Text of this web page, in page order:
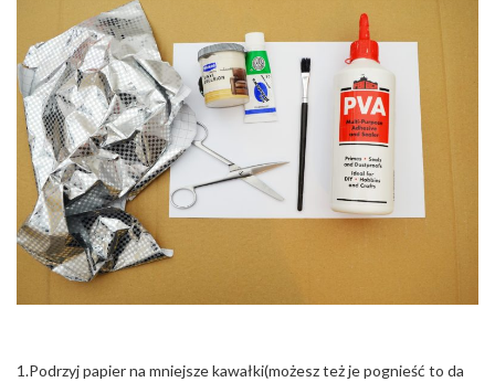
1.Podrzyj papier na mniejsze kawałki(możesz też je pognieść to da